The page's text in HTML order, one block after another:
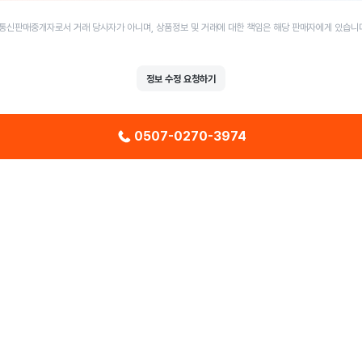
신판매중개자로서 거래 당사자가 아니며, 상품정보 및 거래에 대한 책임은 해당 판매자에게 있습니
정보 수정 요청하기
0507-0270-3974